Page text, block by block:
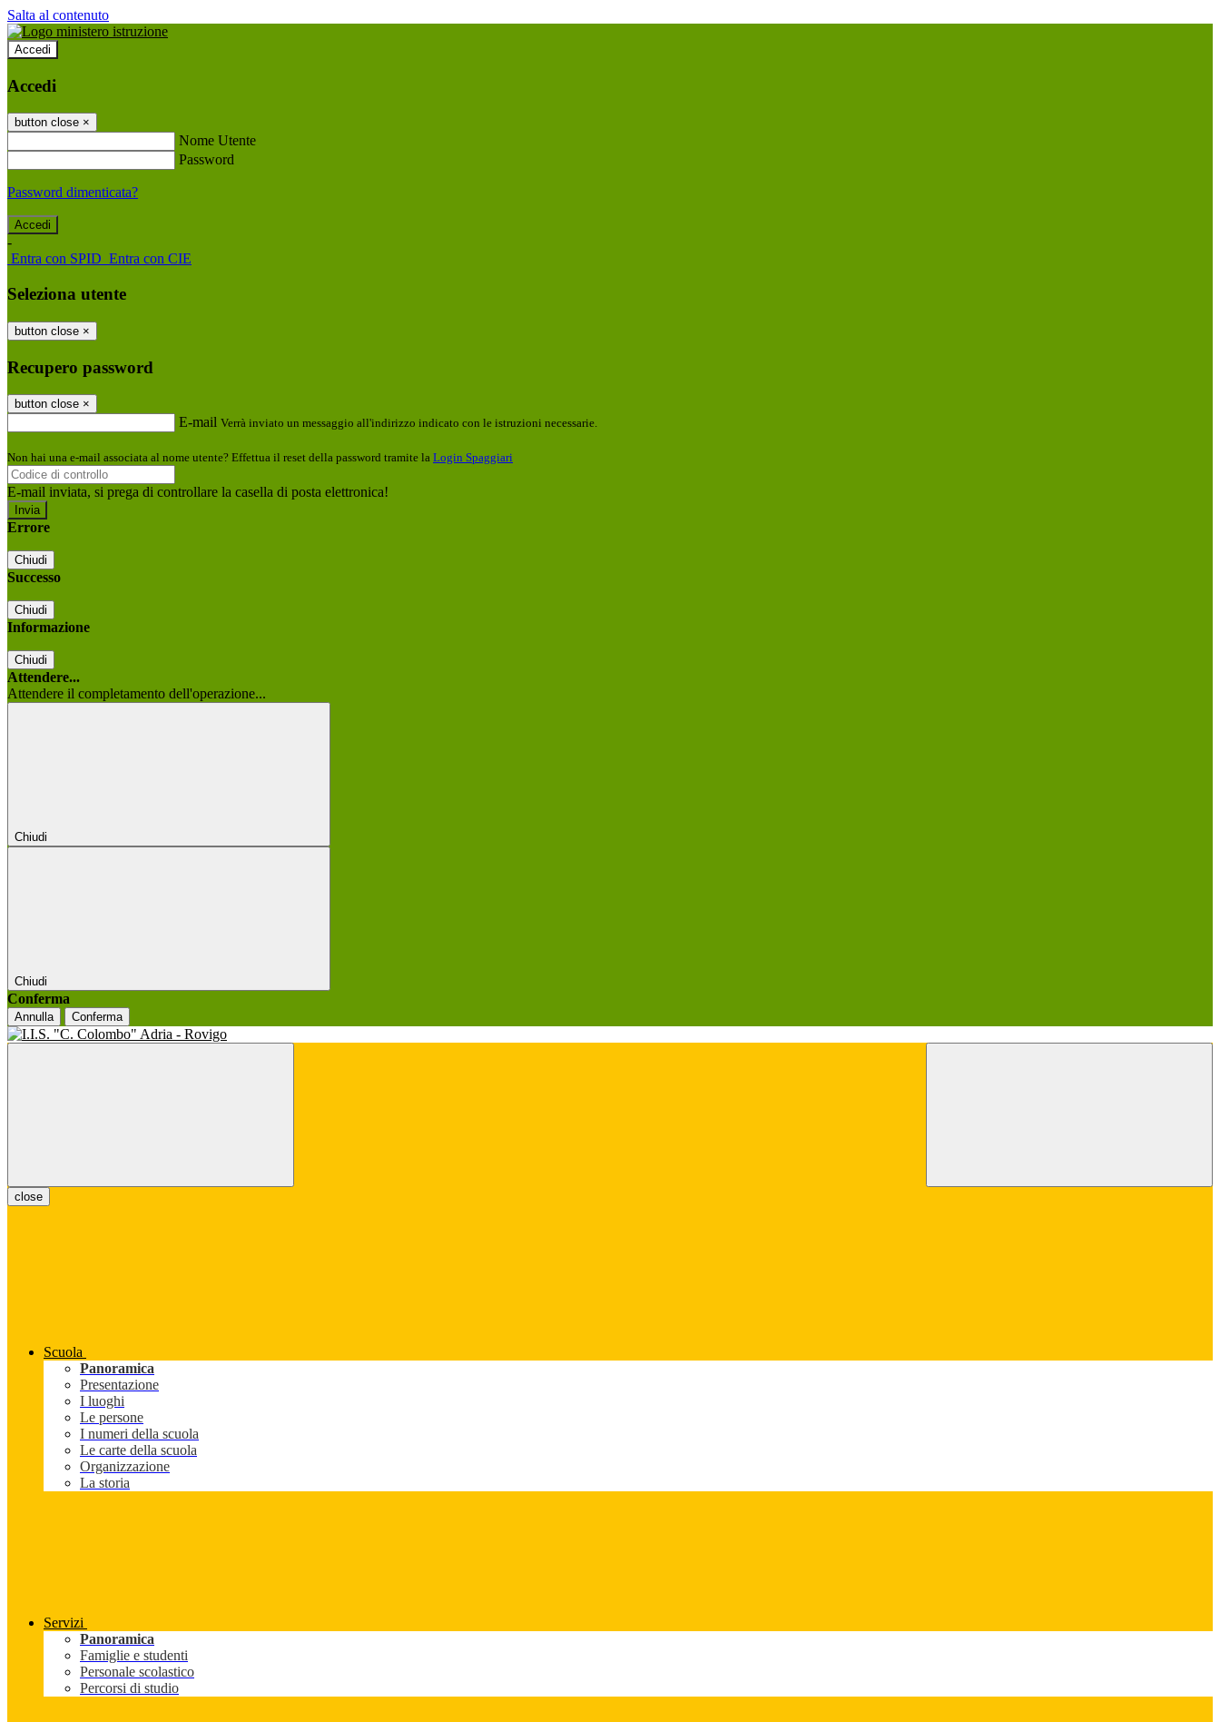
Salta al contenuto
Accedi
Accedi
button close ×
Nome Utente
Password
Password dimenticata?
-
Entra con SPID Entra con CIE
Seleziona utente
button close ×
Recupero password
button close ×
E-mail Verrà inviato un messaggio all'indirizzo indicato con le istruzioni necessarie.
Non hai una e-mail associata al nome utente? Effettua il reset della password tramite la Login Spaggiari
E-mail inviata, si prega di controllare la casella di posta elettronica!
Errore
Chiudi
Successo
Chiudi
Informazione
Chiudi
Attendere...
Attendere il completamento dell'operazione...
Chiudi
Chiudi
Conferma
Annulla Conferma
close
Scuola
Panoramica
Presentazione
I luoghi
Le persone
I numeri della scuola
Le carte della scuola
Organizzazione
La storia
Servizi
Panoramica
Famiglie e studenti
Personale scolastico
Percorsi di studio